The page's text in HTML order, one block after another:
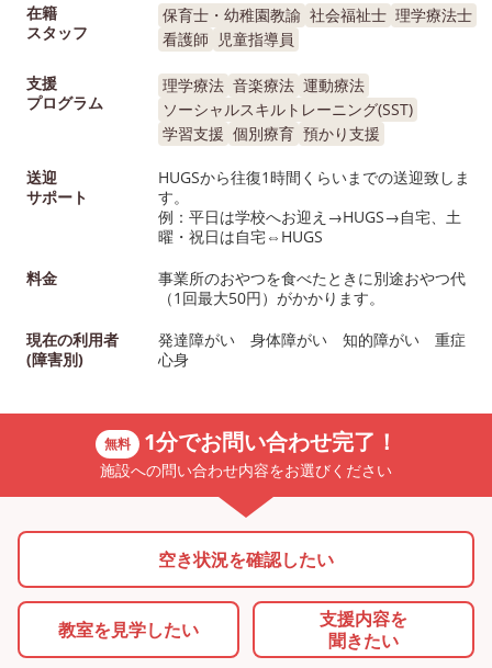
在籍
スタッフ
保育士・幼稚園教諭 社会福祉士 理学療法士
看護師 児童指導員
支援
プログラム
理学療法 音楽療法 運動療法
ソーシャルスキルトレーニング(SST)
学習支援 個別療育 預かり支援
送迎
サポート
HUGSから往復1時間くらいまでの送迎致しま
す。
例：平日は学校へお迎え→HUGS→自宅、土
曜・祝日は自宅⇔HUGS
料金
事業所のおやつを食べたときに別途おやつ代
（1回最大50円）がかかります。
現在の利用者
(障害別)
発達障がい 身体障がい 知的障がい 重症
心身
無料 1分でお問い合わせ完了！
施設への問い合わせ内容をお選びください
空き状況を確認したい
教室を見学したい
支援内容を
聞きたい